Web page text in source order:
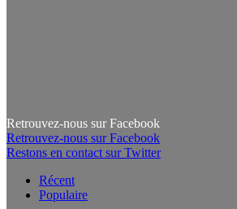
Retrouvez-nous sur Facebook
Retrouvez-nous sur Facebook
Restons en contact sur Twitter
Récent
Populaire